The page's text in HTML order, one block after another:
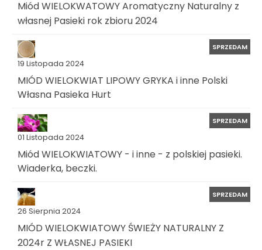
Miód WIELOKWATOWY Aromatyczny Naturalny z
własnej Pasieki rok zbioru 2024
19 Listopada 2024
SPRZEDAM
MIÓD WIELOKWIAT LIPOWY GRYKA i inne Polski
Własna Pasieka Hurt
01 Listopada 2024
SPRZEDAM
Miód WIELOKWIATOWY - i inne - z polskiej pasieki.
Wiaderka, beczki.
26 Sierpnia 2024
SPRZEDAM
MIÓD WIELOKWIATOWY ŚWIEŻY NATURALNY Z
2024r Z WŁASNEJ PASIEKI